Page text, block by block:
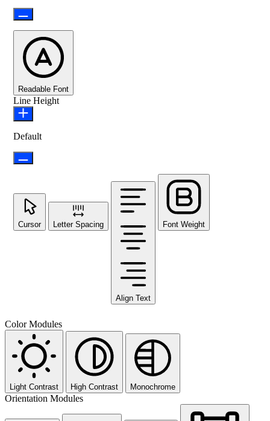
Readable Font
Line Height
Default
Cursor Letter Spacing
Align Text
Font Weight
Color Modules
Light Contrast High Contrast Monochrome
Orientation Modules